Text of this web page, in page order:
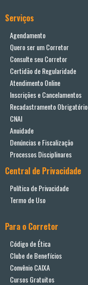
Serviços
Agendamento
Quero ser um Corretor
Consulte seu Corretor
Certidão de Regularidade
Atendimento Online
Inscrições e Cancelamentos
Recadastramento Obrigatório
CNAI
Anuidade
Denúncias e Fiscalização
Processos Disciplinares
Central de Privacidade
Política de Privacidade
Termo de Uso
Para o Corretor
Código de Ética
Clube de Benefícios
Convênio CAIXA
Cursos Gratuitos